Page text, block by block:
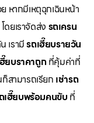
ากมีเหตุฉุกเฉินหน้า
ดยเราจัดส่ง รถเครน
เรามีรถเฮี๊ยบรายวัน
ยบราคาถูกที่คุ้มค่าที่
สามารถเรียก เช่ารถ
เฮี๊ยบพร้อมคนขับ ที่